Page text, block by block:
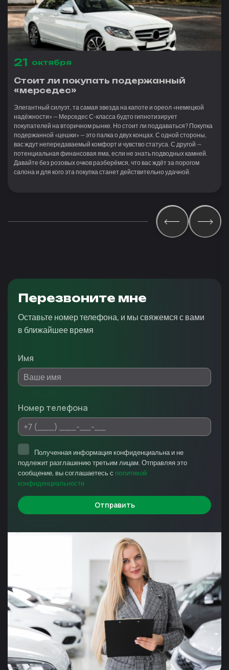
21 октября
Стоит ли покупать подержанный
«мерседес»
Элегантный силуэт, та самая звезда на капоте и ореол «немецкой
надёжности» — Мерседес С-класса будто гипнотизирует
покупателей на вторичном рынке. Но стоит ли поддаваться? Покупка
подержанной «цешки» — это палка о двух концах. С одной стороны,
вас ждут непередаваемый комфорт и чувство статуса. С другой —
потенциальная финансовая яма, если не знать подводных камней.
Давайте без розовых очков разберёмся, что вас ждёт за порогом
салона и для кого эта покупка станет действительно удачной.
Перезвоните мне
Оставьте номер телефона, и мы свяжемся с вами
в ближайшее время
Имя
Номер телефона
Отправить
Полученная информация конфиденциальна и не
подлежит разглашению третьим лицам. Отправляя это
сообщение, вы соглашаетесь с политикой
конфиденциальности